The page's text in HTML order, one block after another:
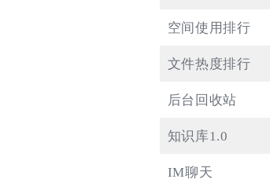
空间使用排行
文件热度排行
后台回收站
知识库1.0
IM聊天